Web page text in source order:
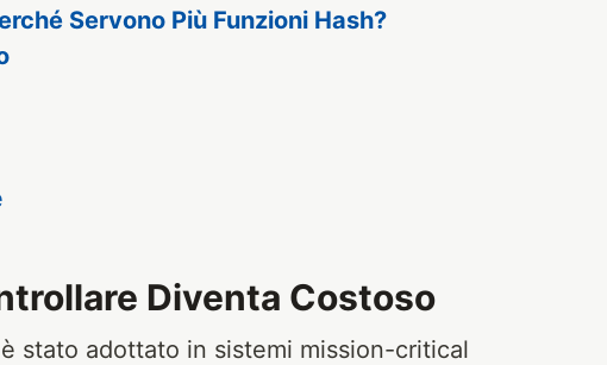
Servono Più Funzioni Hash?
Diventa Costoso
stato adottato in sistemi mission-critical